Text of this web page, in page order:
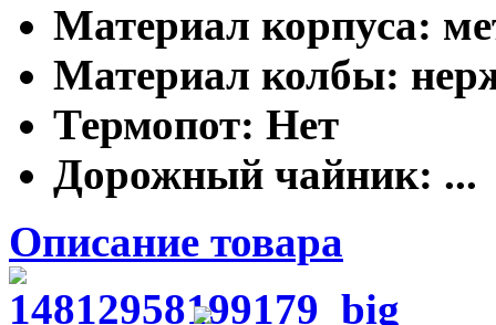
Материал корпуса:
Материал колбы:
Термопот: Нет
Дорожный чайник: ...
Описание товара